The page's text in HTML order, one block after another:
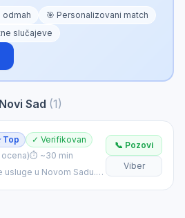
odmah
🎯 Personalizovani match
slučajeve
rezultat
. 👋
se desilo — dobiću vam
Sad (1)
Top
✓ Verifikovan
⏱ ~30 min
usluge u Novom Sadu.
📞 Pozovi
Viber